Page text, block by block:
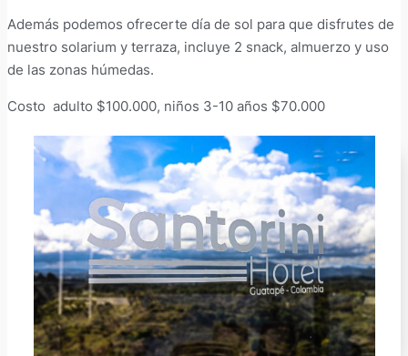
Además podemos ofrecerte día de sol para que disfrutes de
nuestro solarium y terraza, incluye 2 snack, almuerzo y uso
de las zonas húmedas.
Costo adulto $100.000, niños 3-10 años $70.000